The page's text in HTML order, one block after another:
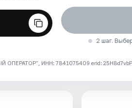
2 шаг.
ИНН: 7841075409 erid: